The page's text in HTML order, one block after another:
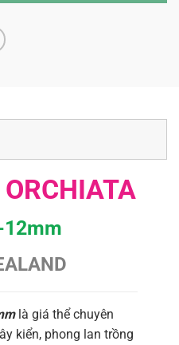
12mm
là giá thể chuyên
kiển, phong lan trồng